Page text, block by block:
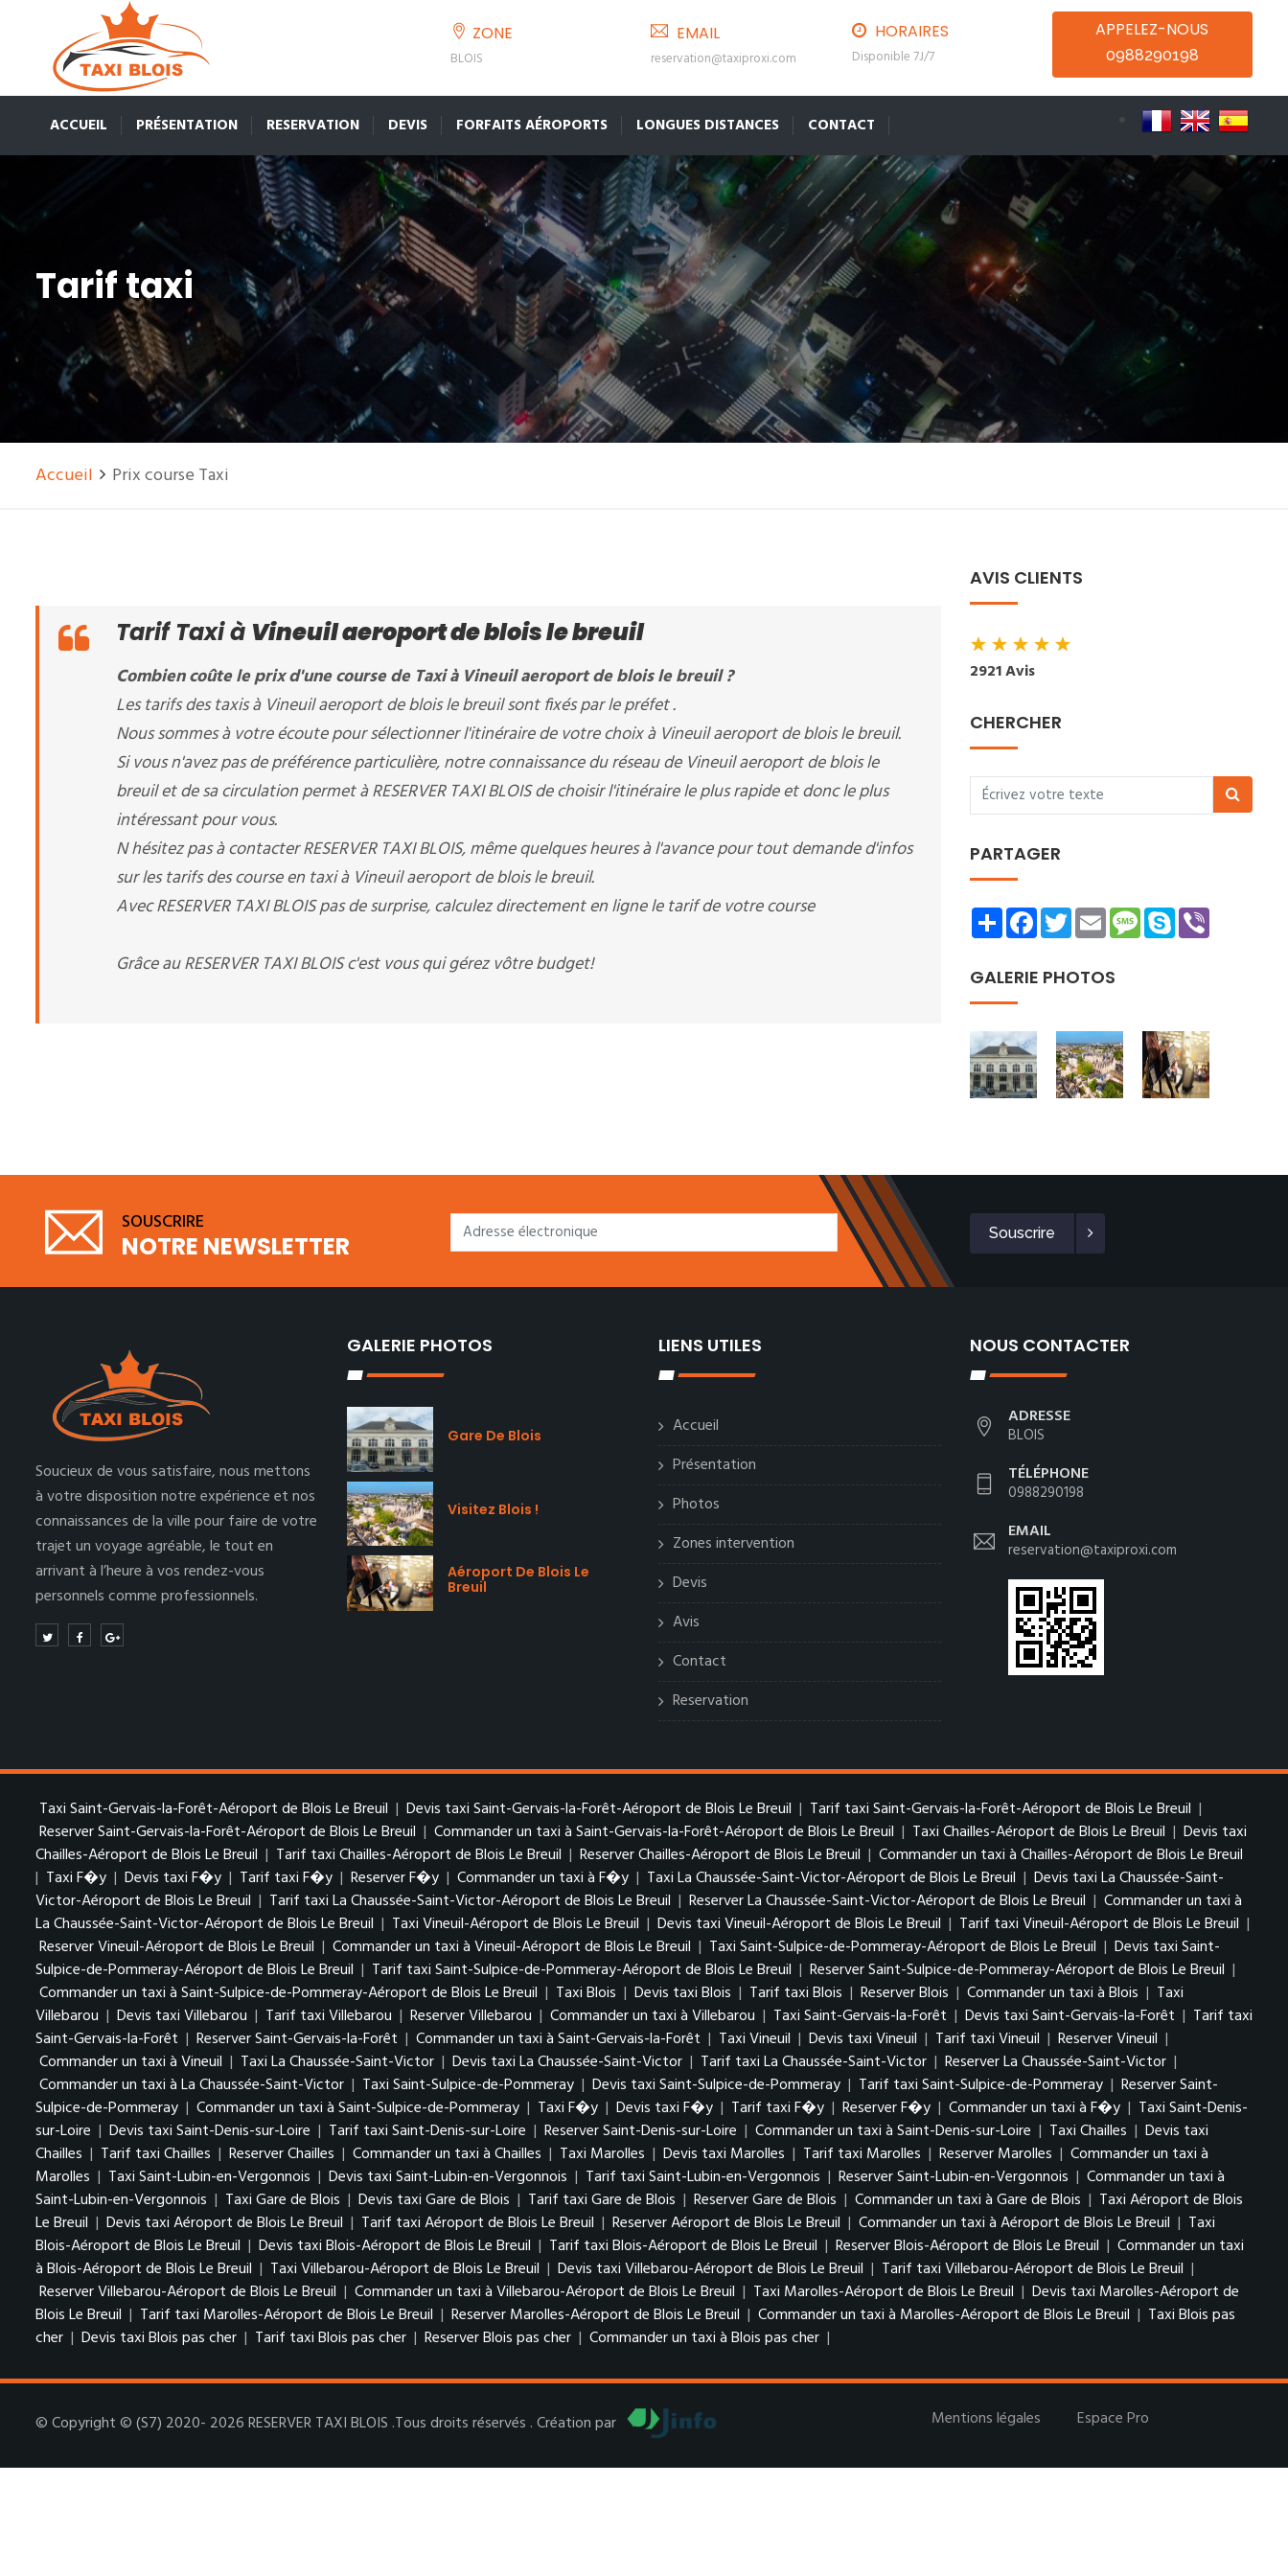
ZONE
BLOIS
EMAIL
reservation@taxiproxi.com
HORAIRES
Disponible 7J/7
APPELEZ-NOUS
0988290198
ACCUEIL PRÉSENTATION RESERVATION DEVIS FORFAITS AÉROPORTS LONGUES DISTANCES CONTACT
Tarif taxi
Accueil Prix course Taxi
Tarif Taxi à Vineuil aeroport de blois le breuil
Combien coûte le prix d'une course de Taxi à Vineuil aeroport de blois le breuil ?
Les tarifs des taxis à Vineuil aeroport de blois le breuil sont fixés par le préfet .
Nous sommes à votre écoute pour sélectionner l'itinéraire de votre choix à Vineuil aeroport de blois le breuil.
Si vous n'avez pas de préférence particulière, notre connaissance du réseau de Vineuil aeroport de blois le
breuil et de sa circulation permet à RESERVER TAXI BLOIS de choisir l'itinéraire le plus rapide et donc le plus
intéressant pour vous.
N hésitez pas à contacter RESERVER TAXI BLOIS, même quelques heures à l'avance pour tout demande d'infos
sur les tarifs des course en taxi à Vineuil aeroport de blois le breuil.
Avec RESERVER TAXI BLOIS pas de surprise, calculez directement en ligne le tarif de votre course
Grâce au RESERVER TAXI BLOIS c'est vous qui gérez vôtre budget!
AVIS CLIENTS
★★★★★
2921 Avis
CHERCHER
PARTAGER
ShareFacebookTwitterEmailMessage
Skype
GALERIE PHOTOS
SOUSCRIRE
NOTRE NEWSLETTER Souscrire
Soucieux de vous satisfaire, nous mettons
à votre disposition notre expérience et nos
connaissances de la ville pour faire de votre
trajet un voyage agréable, le tout en
arrivant à l’heure à vos rendez-vous
personnels comme professionnels.
GALERIE PHOTOS
Gare De Blois
Visitez Blois !
Aéroport De Blois Le
Breuil
LIENS UTILES
Accueil
Présentation
Photos
Zones intervention
Devis
Avis
Contact
Reservation
NOUS CONTACTER
ADRESSE
BLOIS
TÉLÉPHONE
0988290198
EMAIL
reservation@taxiproxi.com
Taxi Saint-Gervais-la-Forêt-Aéroport de Blois Le Breuil | Devis taxi Saint-Gervais-la-Forêt-Aéroport de Blois Le Breuil | Tarif taxi Saint-Gervais-la-Forêt-Aéroport de Blois Le Breuil |
Reserver Saint-Gervais-la-Forêt-Aéroport de Blois Le Breuil | Commander un taxi à Saint-Gervais-la-Forêt-Aéroport de Blois Le Breuil | Taxi Chailles-Aéroport de Blois Le Breuil | Devis taxi
Chailles-Aéroport de Blois Le Breuil | Tarif taxi Chailles-Aéroport de Blois Le Breuil | Reserver Chailles-Aéroport de Blois Le Breuil | Commander un taxi à Chailles-Aéroport de Blois Le Breuil
| Taxi F�y | Devis taxi F�y | Tarif taxi F�y | Reserver F�y | Commander un taxi à F�y | Taxi La Chaussée-Saint-Victor-Aéroport de Blois Le Breuil | Devis taxi La Chaussée-Saint-
Victor-Aéroport de Blois Le Breuil | Tarif taxi La Chaussée-Saint-Victor-Aéroport de Blois Le Breuil | Reserver La Chaussée-Saint-Victor-Aéroport de Blois Le Breuil | Commander un taxi à
La Chaussée-Saint-Victor-Aéroport de Blois Le Breuil | Taxi Vineuil-Aéroport de Blois Le Breuil | Devis taxi Vineuil-Aéroport de Blois Le Breuil | Tarif taxi Vineuil-Aéroport de Blois Le Breuil |
Reserver Vineuil-Aéroport de Blois Le Breuil | Commander un taxi à Vineuil-Aéroport de Blois Le Breuil | Taxi Saint-Sulpice-de-Pommeray-Aéroport de Blois Le Breuil | Devis taxi Saint-
Sulpice-de-Pommeray-Aéroport de Blois Le Breuil | Tarif taxi Saint-Sulpice-de-Pommeray-Aéroport de Blois Le Breuil | Reserver Saint-Sulpice-de-Pommeray-Aéroport de Blois Le Breuil |
Commander un taxi à Saint-Sulpice-de-Pommeray-Aéroport de Blois Le Breuil | Taxi Blois | Devis taxi Blois | Tarif taxi Blois | Reserver Blois | Commander un taxi à Blois | Taxi
Villebarou | Devis taxi Villebarou | Tarif taxi Villebarou | Reserver Villebarou | Commander un taxi à Villebarou | Taxi Saint-Gervais-la-Forêt | Devis taxi Saint-Gervais-la-Forêt | Tarif taxi
Saint-Gervais-la-Forêt | Reserver Saint-Gervais-la-Forêt | Commander un taxi à Saint-Gervais-la-Forêt | Taxi Vineuil | Devis taxi Vineuil | Tarif taxi Vineuil | Reserver Vineuil |
Commander un taxi à Vineuil | Taxi La Chaussée-Saint-Victor | Devis taxi La Chaussée-Saint-Victor | Tarif taxi La Chaussée-Saint-Victor | Reserver La Chaussée-Saint-Victor |
Commander un taxi à La Chaussée-Saint-Victor | Taxi Saint-Sulpice-de-Pommeray | Devis taxi Saint-Sulpice-de-Pommeray | Tarif taxi Saint-Sulpice-de-Pommeray | Reserver Saint-
Sulpice-de-Pommeray | Commander un taxi à Saint-Sulpice-de-Pommeray | Taxi F�y | Devis taxi F�y | Tarif taxi F�y | Reserver F�y | Commander un taxi à F�y | Taxi Saint-Denis-
sur-Loire | Devis taxi Saint-Denis-sur-Loire | Tarif taxi Saint-Denis-sur-Loire | Reserver Saint-Denis-sur-Loire | Commander un taxi à Saint-Denis-sur-Loire | Taxi Chailles | Devis taxi
Chailles | Tarif taxi Chailles | Reserver Chailles | Commander un taxi à Chailles | Taxi Marolles | Devis taxi Marolles | Tarif taxi Marolles | Reserver Marolles | Commander un taxi à
Marolles | Taxi Saint-Lubin-en-Vergonnois | Devis taxi Saint-Lubin-en-Vergonnois | Tarif taxi Saint-Lubin-en-Vergonnois | Reserver Saint-Lubin-en-Vergonnois | Commander un taxi à
Saint-Lubin-en-Vergonnois | Taxi Gare de Blois | Devis taxi Gare de Blois | Tarif taxi Gare de Blois | Reserver Gare de Blois | Commander un taxi à Gare de Blois | Taxi Aéroport de Blois
Le Breuil | Devis taxi Aéroport de Blois Le Breuil | Tarif taxi Aéroport de Blois Le Breuil | Reserver Aéroport de Blois Le Breuil | Commander un taxi à Aéroport de Blois Le Breuil | Taxi
Blois-Aéroport de Blois Le Breuil | Devis taxi Blois-Aéroport de Blois Le Breuil | Tarif taxi Blois-Aéroport de Blois Le Breuil | Reserver Blois-Aéroport de Blois Le Breuil | Commander un taxi
à Blois-Aéroport de Blois Le Breuil | Taxi Villebarou-Aéroport de Blois Le Breuil | Devis taxi Villebarou-Aéroport de Blois Le Breuil | Tarif taxi Villebarou-Aéroport de Blois Le Breuil |
Reserver Villebarou-Aéroport de Blois Le Breuil | Commander un taxi à Villebarou-Aéroport de Blois Le Breuil | Taxi Marolles-Aéroport de Blois Le Breuil | Devis taxi Marolles-Aéroport de
Blois Le Breuil | Tarif taxi Marolles-Aéroport de Blois Le Breuil | Reserver Marolles-Aéroport de Blois Le Breuil | Commander un taxi à Marolles-Aéroport de Blois Le Breuil | Taxi Blois pas
cher | Devis taxi Blois pas cher | Tarif taxi Blois pas cher | Reserver Blois pas cher | Commander un taxi à Blois pas cher |
© Copyright © (S7) 2020- 2026 RESERVER TAXI BLOIS .Tous droits réservés . Création par Mentions légales Espace Pro